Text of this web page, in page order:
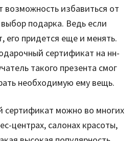
избавиться от
подарка. Ведь если
его придется еще и менять.
сертификат на нн-
такого презента смог
необходимую ему вещь.
сертификат можно во многих
центрах, салонах красоты,